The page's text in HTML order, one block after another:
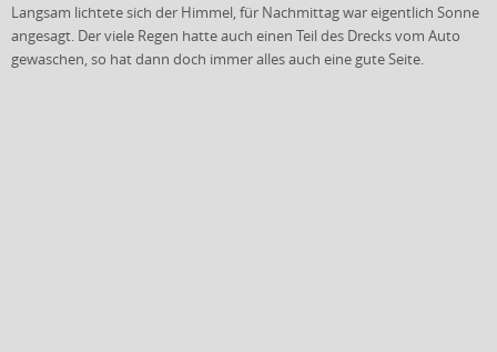
Langsam lichtete sich der Himmel, für Nachmittag war eigentlich Sonne
angesagt. Der viele Regen hatte auch einen Teil des Drecks vom Auto
gewaschen, so hat dann doch immer alles auch eine gute Seite.